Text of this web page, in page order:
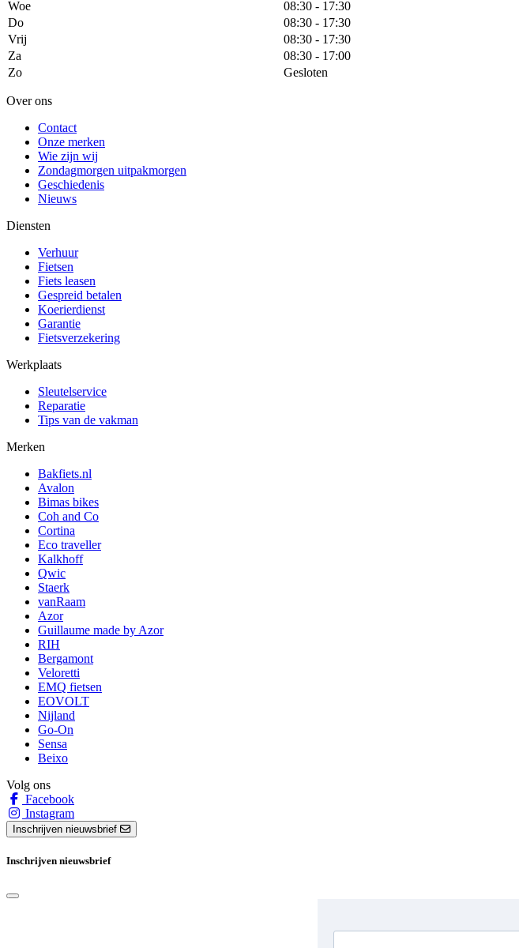
Woe
08:30 - 17:30
Do
08:30 - 17:30
Vrij
08:30 - 17:30
Za
08:30 - 17:00
Zo
Gesloten
Over ons
Contact
Onze merken
Wie zijn wij
Zondagmorgen uitpakmorgen
Geschiedenis
Nieuws
Diensten
Verhuur
Fietsen
Fiets leasen
Gespreid betalen
Koerierdienst
Garantie
Fietsverzekering
Werkplaats
Sleutelservice
Reparatie
Tips van de vakman
Merken
Bakfiets.nl
Avalon
Bimas bikes
Coh and Co
Cortina
Eco traveller
Kalkhoff
Qwic
Staerk
vanRaam
Azor
Guillaume made by Azor
RIH
Bergamont
Veloretti
EMQ fietsen
EOVOLT
Nijland
Go-On
Sensa
Beixo
Volg ons
Facebook
Instagram
Inschrijven nieuwsbrief
Inschrijven nieuwsbrief